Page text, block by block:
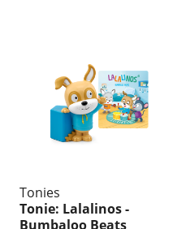
Tonies
Tonie: Lalalinos -
Bumbaloo Beats